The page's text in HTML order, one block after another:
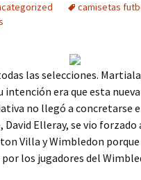
camisetas
las selecciones.
intención era que esta
no llegó a concretarse
Elleray, se vio
Villa y Wimbledon porque
los jugadores del